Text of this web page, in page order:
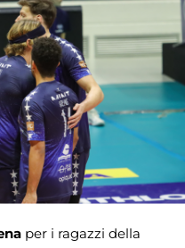
per i ragazzi della